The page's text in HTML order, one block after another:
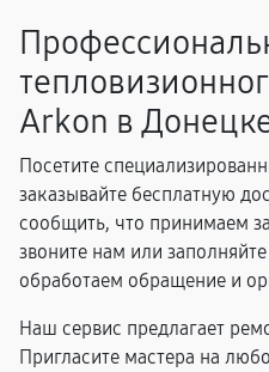
Arkon в
Посетите
заказывайте бесплатную
сообщить, что принимаем
звоните нам или
обработаем обращение и
Наш сервис предлагает
Пригласите мастера на